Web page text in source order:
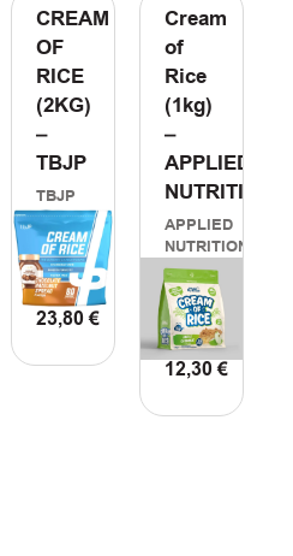
CREAM
OF
RICE
(2KG)
–
TBJP
TBJP
23,80€
ΠΡΟΣΘΗΚΗ
Cream
of
Rice
(1kg)
–
APPLIED
NUTRITION
APPLIED
NUTRITION
12,30€
ΠΡΟΣΘΗΚΗ